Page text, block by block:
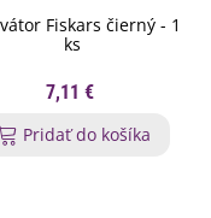
Fiskars čierný - 1
ks
7,11 €
Pridať do košíka